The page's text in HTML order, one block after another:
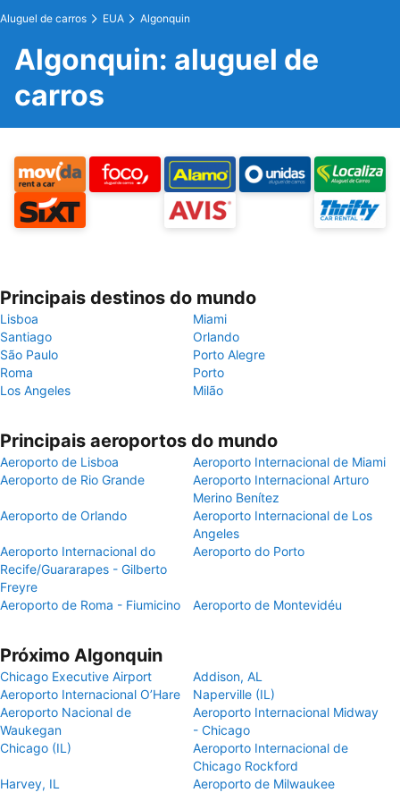
Aluguel de carros EUA Algonquin
Algonquin: aluguel de
carros
Principais destinos do mundo
Lisboa
Miami
Santiago
Orlando
São Paulo
Porto Alegre
Roma
Porto
Los Angeles
Milão
Principais aeroportos do mundo
Aeroporto de Lisboa
Aeroporto Internacional de Miami
Aeroporto de Rio Grande
Aeroporto Internacional Arturo
Merino Benítez
Aeroporto de Orlando
Aeroporto Internacional de Los
Angeles
Aeroporto Internacional do
Recife/Guararapes - Gilberto
Freyre
Aeroporto do Porto
Aeroporto de Roma - Fiumicino Aeroporto de Montevidéu
Próximo Algonquin
Chicago Executive Airport
Addison, AL
Aeroporto Internacional O’Hare
Naperville (IL)
Aeroporto Nacional de
Waukegan
Aeroporto Internacional Midway
- Chicago
Chicago (IL)
Aeroporto Internacional de
Chicago Rockford
Harvey, IL
Aeroporto de Milwaukee